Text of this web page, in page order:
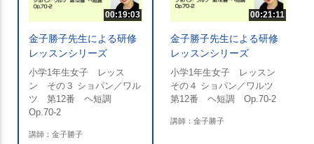
00:19:03
金子勝子先生による研修
レッスンシリーズ
小学1年生女子 レッス
ン その３ ショパン／ワル
ツ 第12番 ヘ短調
Op.70-2
講師：金子勝子
00:21:11
金子勝子先生による研修
レッスンシリーズ
小学1年生女子 レッスン
その４ ショパン／ワルツ
第12番 ヘ短調 Op.70-2
講師：金子勝子